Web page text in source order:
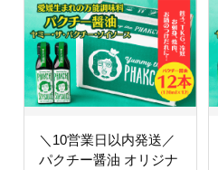
＼10営業日以内発送／
パクチー醤油 オリジナ